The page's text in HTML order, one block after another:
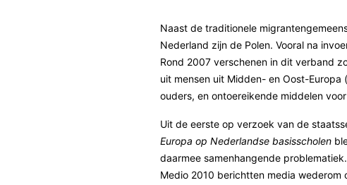
Naast de traditionele
Nederland zijn de Polen. Vooral na
Rond 2007 verschenen in dit verband
uit mensen uit Midden- en Oost-
ouders, en ontoereikende middelen
Uit de eerste op verzoek van de
Europa op Nederlandse basisscholen
daarmee samenhangende problematiek.
Medio 2010 berichtten media wederom